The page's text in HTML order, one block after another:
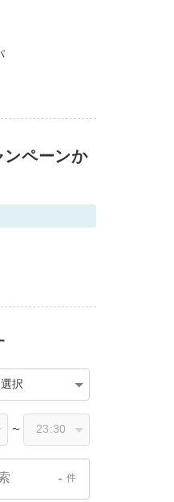
ンペーンか
択
〜
- 件